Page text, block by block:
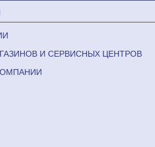
И СЕРВИСНЫХ ЦЕНТРОВ